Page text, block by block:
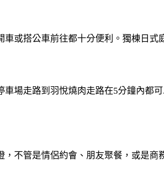
或搭公車前往都十分便利。獨棟日式
場走路到羽悅燒肉走路在5分鐘內都可
不管是情侶約會、朋友聚餐，或是商